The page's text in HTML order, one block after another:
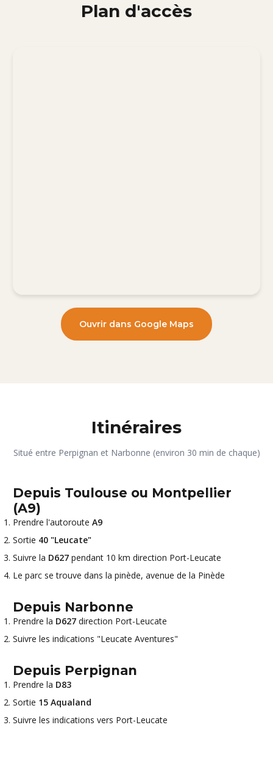
Plan d'accès
Ouvrir dans Google Maps
Itinéraires
Situé entre Perpignan et Narbonne (environ 30 min de chaque)
Depuis Toulouse ou Montpellier
(A9)
Prendre l'autoroute A9
Sortie 40 "Leucate"
Suivre la D627 pendant 10 km direction Port-Leucate
Le parc se trouve dans la pinède, avenue de la Pinède
Depuis Narbonne
Prendre la D627 direction Port-Leucate
Suivre les indications "Leucate Aventures"
Depuis Perpignan
Prendre la D83
Sortie 15 Aqualand
Suivre les indications vers Port-Leucate